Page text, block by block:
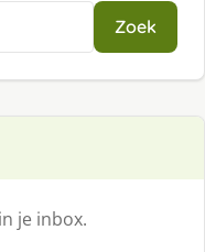
Zoek
je inbox.